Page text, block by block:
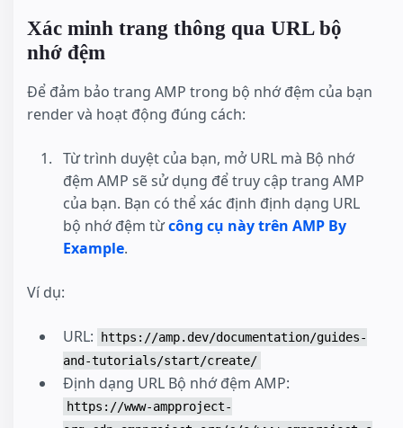
Xác minh trang thông qua URL bộ
nhớ đệm
Để đảm bảo trang AMP trong bộ nhớ đệm của bạn
render và hoạt động đúng cách:
Từ trình duyệt của bạn, mở URL mà Bộ nhớ
đệm AMP sẽ sử dụng để truy cập trang AMP
của bạn. Bạn có thể xác định định dạng URL
bộ nhớ đệm từcông cụ này trên AMP By
Example.
Ví dụ:
URL:
https://amp.dev/documentation/guides-
and-tutorials/start/create/
Định dạng URL Bộ nhớ đệm AMP:
https://www-ampproject-